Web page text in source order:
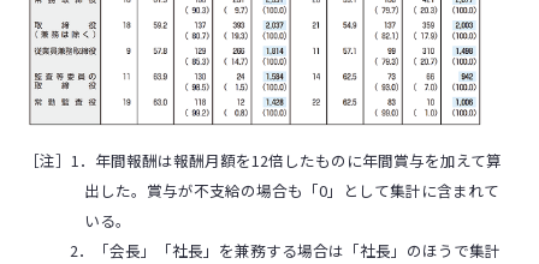
［注］1．年間報酬は報酬月額を12倍したものに年間賞与を加えて算
出した。賞与が不支給の場合も「0」として集計に含まれて
いる。
2．「会長」「社長」を兼務する場合は「社長」のほうで集計